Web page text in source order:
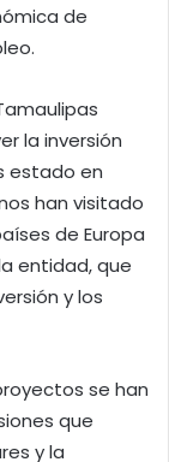
de
la inversión
estado en
han visitado
de Europa
entidad, que
y los
se han
que
y la